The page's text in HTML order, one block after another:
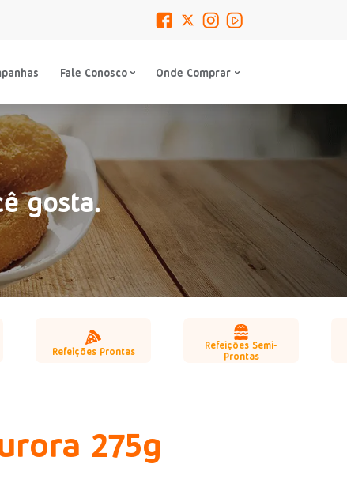
Fale Conosco Onde Comprar
gosta.
Refeições Prontas
Refeições Semi-
Prontas
275g